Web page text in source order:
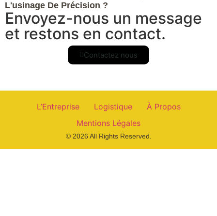
L'usinage De Précision ?
Envoyez-nous un message
et restons en contact.
Contactez nous
L’Entreprise Logistique
À Propos
Mentions Légales
© 2026 All Rights Reserved.